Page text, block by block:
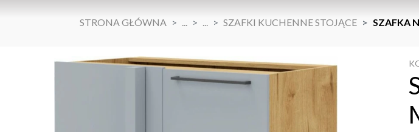
STRONA GŁÓWNA ... ... SZAFKI KUCHENNE STOJĄCE SZAFKA